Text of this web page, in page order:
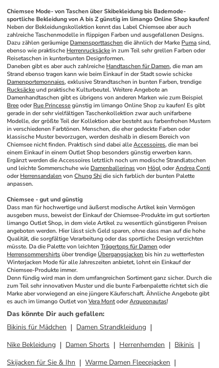
Chiemsee Mode- von Taschen über Skibekleidung bis Bademode-
sportliche Bekleidung von A bis Z günstig im limango Online Shop kaufen!
Neben der Bekleidungskollektion kennt das Label Chiemsee aber auch
zahlreiche Taschenmodelle in flippigen Farben und ausgefallenen Designs.
Dazu zählen geräumige Damensporttaschen die ähnlich der Marke Puma sind,
ebenso wie praktische Herrenrucksäcke in zum Teil sehr grellen Farben oder
Reisetaschen in kunterbunten Designformen.
Daneben gibt es aber auch zahlreiche Handtaschen für Damen, die man am
Damenportemonnaies
Rucksäcke und praktische Kulturbeutel. Weitere Angebote an
Bree oder Rue Princesse günstig im limango Online Shop zu kaufen! Es gibt
gerade in der sehr vielfältigen Taschenkollektion zwar auch unifarbene
Modelle, der größte Teil der Kollektion aber besteht aus farbenfrohen Mustern
in verschiedenen Farbtönen. Menschen, die eher gedeckte Farben oder
klassische Muster bevorzugen, werden deshalb in diesem Bereich von
Chiemsee nicht finden. Praktisch sind dabei alle Accessoires, die man bei
einem Einkauf in einem Outlet Shop besonders günstig erwerben kann.
Ergänzt werden die Accessoires letztlich noch um modische Strandlatschen
und leichte Sommerschuhe wie Damenballerinas von Högl oder Andrea Conti
oder Herrensandalen von Chung Shi die sich farblich der bunten Palette
anpassen.
Chiemsee - gut und günstig
Dass man für hochwertige und äußerst modische Artikel kein Vermögen
ausgeben muss, beweist der Einkauf der Chiemsee-Produkte im gut sortierten
limango Outlet Shop, in dem viele Artikel zu wesentlich günstigeren Preisen
angeboten werden. Hier lässt sich Geld sparen, ohne dass man auf die hohe
Qualität, die sorgfältige Verarbeitung oder das sportliche Design verzichten
müsste. Da die Palette von leichten Trägertops für Damen
oder
Herrensommershirts über trendige Übergangsjacken bis hin zu wetterfesten
Winterjacken Mode für alle Jahreszeiten anbietet, lohnt ein Einkauf der
Chiemsee-Produkte immer.
Denn fündig wird man in dem umfangreichen Sortiment ganz sicher. Durch die
zum Teil sehr innovativen Muster und die bunte Farbenpalette richtet sich die
Marke aber vorwiegend an eine jüngere Käuferschaft. Ähnliche Angebote gibt
es auch im limango Outlet von Vera Mont oder Arqueonautas!
Das könnte Dir auch gefallen:
Bikinis für Mädchen
Damen Strandkleidung
Nike Bekleidung
Damen Shorts Herrenhemden
Bikinis
Skijacken für Sie & Ihn
Warme Damen Fleecejacken